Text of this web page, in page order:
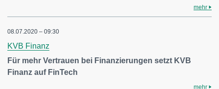
mehr
08.07.2020 – 09:30
KVB Finanz
Für mehr Vertrauen bei Finanzierungen setzt KVB
Finanz auf FinTech
mehr